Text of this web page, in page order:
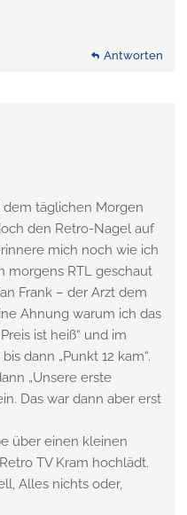
Antworten
dem täglichen Morgen
den Retro-Nagel auf
mich noch wie ich
morgens RTL geschaut
Frank – der Arzt dem
Ahnung warum ich das
ist heiß“ und im
dann „Punkt 12 kam“.
„Unsere erste
Das war dann aber erst
über einen kleinen
TV Kram hochlädt.
Alles nichts oder,